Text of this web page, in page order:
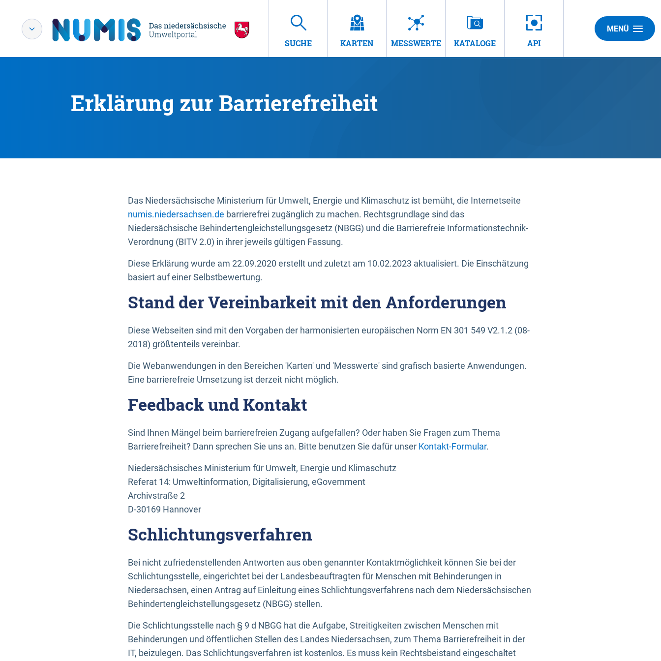
SUCHE KARTEN MESSWERTE KATALOGE API
MENÜ
Erklärung zur Barrierefreiheit
Das Niedersächsische Ministerium für Umwelt, Energie und Klimaschutz ist bemüht, die Internetseite
numis.niedersachsen.de barrierefrei zugänglich zu machen. Rechtsgrundlage sind das
Niedersächsische Behindertengleichstellungsgesetz (NBGG) und die Barrierefreie Informationstechnik-
Verordnung (BITV 2.0) in ihrer jeweils gültigen Fassung.
Diese Erklärung wurde am 22.09.2020 erstellt und zuletzt am 10.02.2023 aktualisiert. Die Einschätzung
basiert auf einer Selbstbewertung.
Stand der Vereinbarkeit mit den Anforderungen
Diese Webseiten sind mit den Vorgaben der harmonisierten europäischen Norm EN 301 549 V2.1.2 (08-
2018) größtenteils vereinbar.
Die Webanwendungen in den Bereichen 'Karten' und 'Messwerte' sind grafisch basierte Anwendungen.
Eine barrierefreie Umsetzung ist derzeit nicht möglich.
Feedback und Kontakt
Sind Ihnen Mängel beim barrierefreien Zugang aufgefallen? Oder haben Sie Fragen zum Thema
Barrierefreiheit? Dann sprechen Sie uns an. Bitte benutzen Sie dafür unser Kontakt-Formular.
Niedersächsisches Ministerium für Umwelt, Energie und Klimaschutz
Referat 14: Umweltinformation, Digitalisierung, eGovernment
Archivstraße 2
D-30169 Hannover
Schlichtungsverfahren
Bei nicht zufriedenstellenden Antworten aus oben genannter Kontaktmöglichkeit können Sie bei der
Schlichtungsstelle, eingerichtet bei der Landesbeauftragten für Menschen mit Behinderungen in
Niedersachsen, einen Antrag auf Einleitung eines Schlichtungsverfahrens nach dem Niedersächsischen
Behindertengleichstellungsgesetz (NBGG) stellen.
Die Schlichtungsstelle nach § 9 d NBGG hat die Aufgabe, Streitigkeiten zwischen Menschen mit
Behinderungen und öffentlichen Stellen des Landes Niedersachsen, zum Thema Barrierefreiheit in der
IT, beizulegen. Das Schlichtungsverfahren ist kostenlos. Es muss kein Rechtsbeistand eingeschaltet